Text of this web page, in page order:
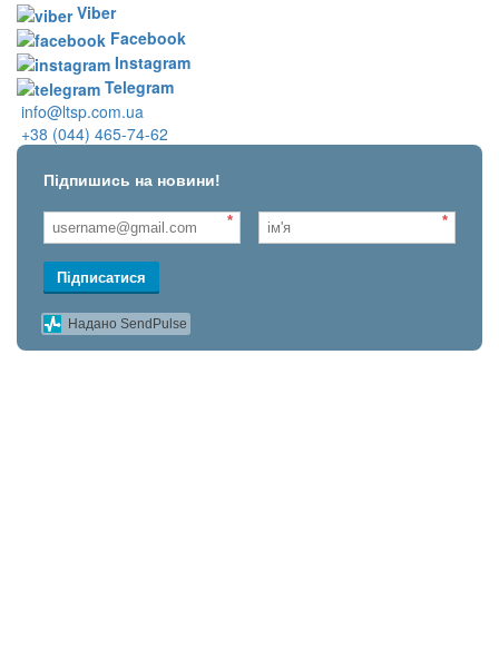
Viber
Facebook
Instagram
Telegram
info@ltsp.com.ua
+38 (044) 465-74-62
Підпишись на новини!
* *
Підписатися
Надано SendPulse